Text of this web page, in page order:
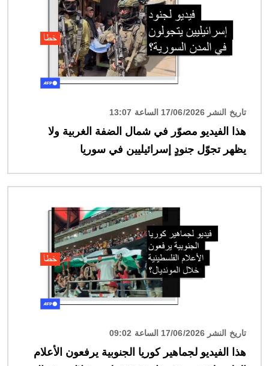
تاريخ النشر 17/06/2026 الساعة 13:07
هذا الفيديو مصوّر في شمال الضفة الغربية ولا
يظهر تجوّل جنودٍ إسرائيليين في سوريا
تاريخ النشر 17/06/2026 الساعة 09:02
هذا الفيديو لجماهير كوريا الجنوبية يرفعون الأعلام